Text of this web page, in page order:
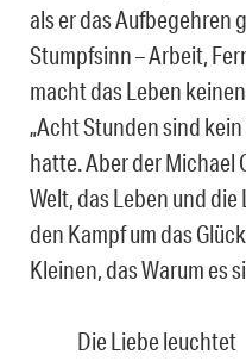
als er das Aufbegehren
Stumpfsinn – Arbeit,
macht das Leben
„Acht Stunden sind
hatte. Aber der Michael
Welt, das Leben und
den Kampf um das
Kleinen, das Warum es
Die Liebe leuchtet